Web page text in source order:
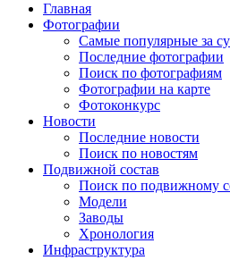
Главная
Фотографии
Cамые популярные за
Последние фотографии
Поиск по фотографиям
Фотографии на карте
Фотоконкурс
Новости
Последние новости
Поиск по новостям
Подвижной состав
Поиск по подвижному
Модели
Заводы
Хронология
Инфраструктура